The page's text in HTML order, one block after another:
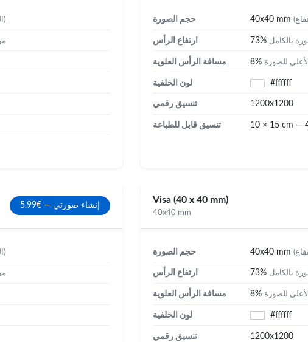
(العرض × الارتفاع) حجم الصورة 40x40 mm
ارتفاع الرأس 73% بالكامل
مسافة الرأس العلوية 8% للصورة
لون الخلفية #ffffff
تنسيق رقمي 1200x1200
تنسيق قابل للطباعة 10 × 15 cm —
إنشاء صورتي — €5.99
(العرض × الارتفاع)
Visa (40 x 40 mm)
40x40 mm
حجم الصورة 40x40 mm
ارتفاع الرأس 73% بالكامل
مسافة الرأس العلوية 8% للصورة
لون الخلفية #ffffff
تنسيق رقمي 1200x1200